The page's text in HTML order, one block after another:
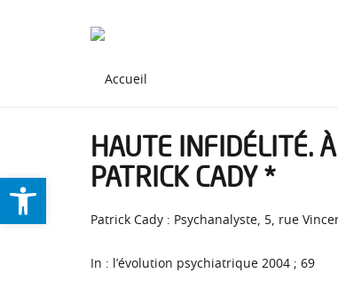
HAUTE INFIDÉLITÉ.
PATRICK CADY *
Patrick Cady : Psychanalyste, 5, rue
In : l’évolution psychiatrique 2004 ; 69
Ouvrir la barre d’outils